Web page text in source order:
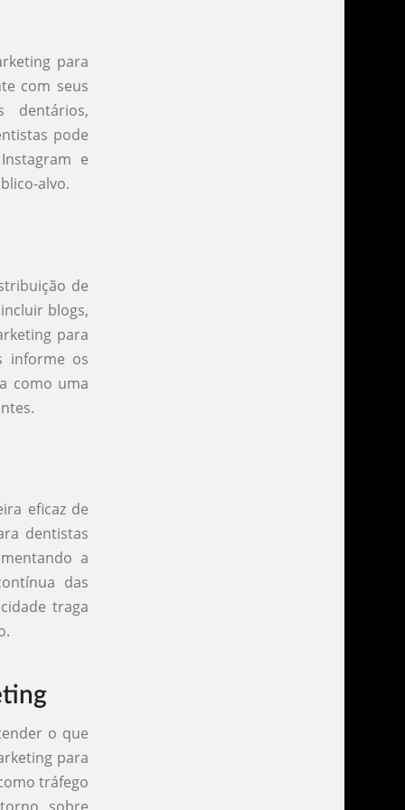
para
com seus
dentários,
pode
e
alvo.
de
blogs,
para
informe os
como uma
eficaz de
dentistas
a
das
traga
o que
para
tráfego